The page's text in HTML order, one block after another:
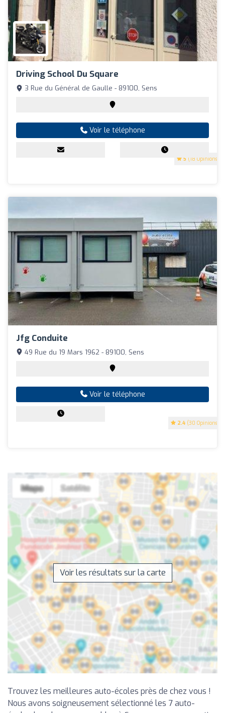
Driving School Du Square
5 (18 Opinions)
3 Rue du Général de Gaulle - 89100, Sens
Voir le téléphone
Jfg Conduite
2.4 (30 Opinions)
49 Rue du 19 Mars 1962 - 89100, Sens
Voir le téléphone
Voir les résultats sur la carte
Trouvez les meilleures auto-écoles près de chez vous !
Nous avons soigneusement sélectionné les 7 auto-